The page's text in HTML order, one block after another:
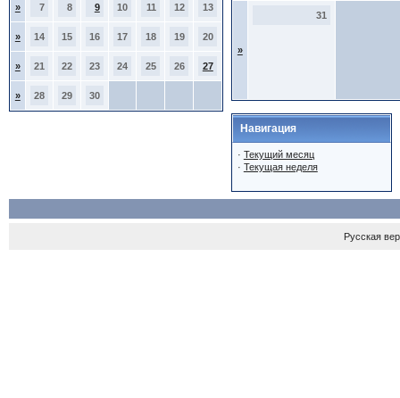
» 7 8 9 10 11 12 13
» 14 15 16 17 18 19 20
» 21 22 23 24 25 26 27
» 28 29 30
»
31
Навигация
· Текущий месяц
· Текущая неделя
Русская